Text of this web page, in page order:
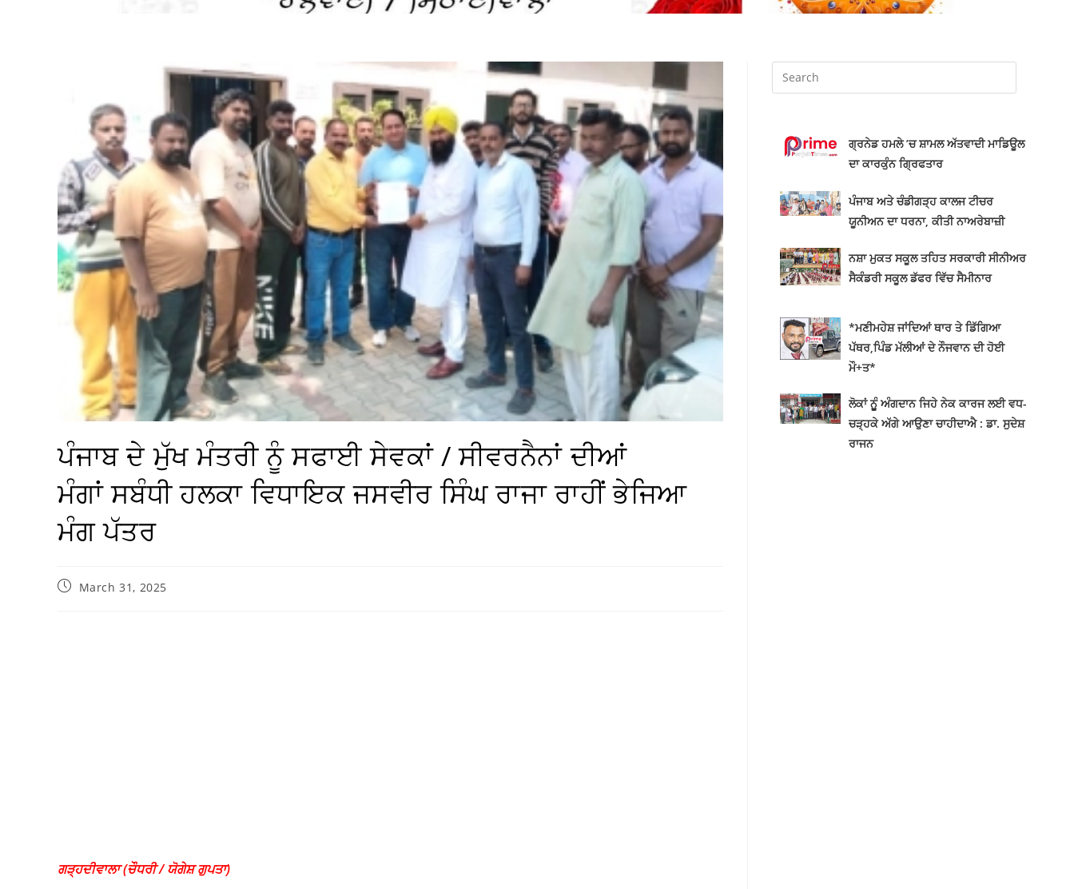
ਪੰਜਾਬ ਦੇ ਮੁੱਖ ਮੰਤਰੀ ਨੂੰ ਸਫਾਈ ਸੇਵਕਾਂ / ਸੀਵਰਨੈਨਾਂ ਦੀਆਂ
ਮੰਗਾਂ ਸਬੰਧੀ ਹਲਕਾ ਵਿਧਾਇਕ ਜਸਵੀਰ ਸਿੰਘ ਰਾਜਾ ਰਾਹੀਂ ਭੇਜਿਆ
ਮੰਗ ਪੱਤਰ
March 31, 2025
ਗੜ੍ਹਦੀਵਾਲਾ (ਚੌਧਰੀ / ਯੋਗੇਸ਼ ਗੁਪਤਾ)
ਗ੍ਰਨੇਡ ਹਮਲੇ ’ਚ ਸ਼ਾਮਲ ਅੱਤਵਾਦੀ ਮਾਡਿਊਲ
ਦਾ ਕਾਰਕੁੰਨ ਗ੍ਰਿਫਤਾਰ
ਪੰਜਾਬ ਅਤੇ ਚੰਡੀਗੜ੍ਹ ਕਾਲਜ ਟੀਚਰ
ਯੂਨੀਅਨ ਦਾ ਧਰਨਾ, ਕੀਤੀ ਨਾਅਰੇਬਾਜ਼ੀ
ਨਸ਼ਾ ਮੁਕਤ ਸਕੂਲ ਤਹਿਤ ਸਰਕਾਰੀ ਸੀਨੀਅਰ
ਸੈਕੰਡਰੀ ਸਕੂਲ ਡੱਫਰ ਵਿੱਚ ਸੈਮੀਨਾਰ
*ਮਣੀਮਹੇਸ਼ ਜਾਂਦਿਆਂ ਥਾਰ ਤੇ ਡਿੱਗਿਆ
ਪੱਥਰ,ਪਿੰਡ ਮੱਲੀਆਂ ਦੇ ਨੌਜਵਾਨ ਦੀ ਹੋਈ
ਮੌ+ਤ*
ਲੋਕਾਂ ਨੂੂੰ ਅੰਗਦਾਨ ਜਿਹੇ ਨੇਕ ਕਾਰਜ ਲਈ ਵਧ-
ਚੜ੍ਹਕੇ ਅੱਗੇ ਆਉਣਾ ਚਾਹੀਦਾਐ : ਡਾ. ਸੁਦੇਸ਼
ਰਾਜਨ